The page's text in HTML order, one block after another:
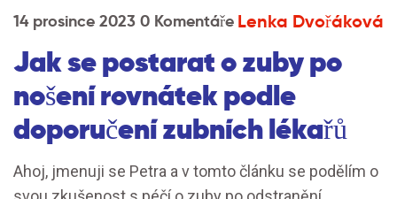
14 prosince 2023 0 Komentáře Lenka Dvořáková
Jak se postarat o zuby po
nošení rovnátek podle
doporučení zubních lékařů
Ahoj, jmenuji se Petra a v tomto článku se podělím o